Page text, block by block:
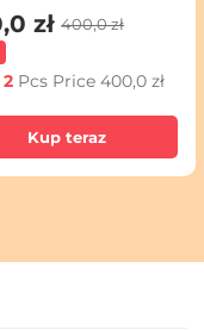
zł 400,0 zł
2 Pcs Price400,0 zł
Kup teraz